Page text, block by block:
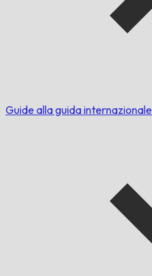
Guide alla guida internazionale